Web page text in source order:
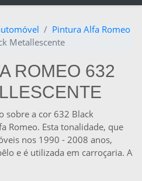
Pintura Alfa Romeo
Metallescente
ROMEO 632
sobre a cor 632 Black
Romeo. Esta tonalidade, que
nos 1990 - 2008 anos,
e é utilizada em carroçaria. A